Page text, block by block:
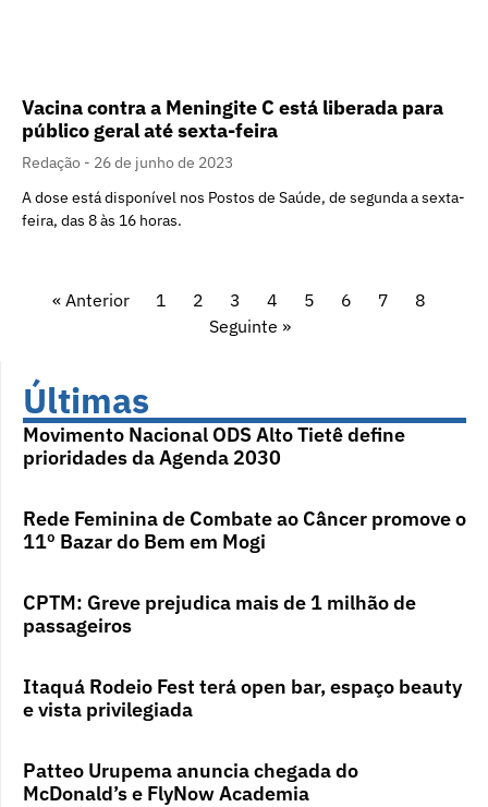
Vacina contra a Meningite C está liberada para
público geral até sexta-feira
Redação
26 de junho de 2023
A dose está disponível nos Postos de Saúde, de segunda a sexta-
feira, das 8 às 16 horas.
« Anterior 1 2 3 4 5 6 7
8
Seguinte »
Últimas
Movimento Nacional ODS Alto Tietê define
prioridades da Agenda 2030
Rede Feminina de Combate ao Câncer promove o
11º Bazar do Bem em Mogi
CPTM: Greve prejudica mais de 1 milhão de
passageiros
Itaquá Rodeio Fest terá open bar, espaço beauty
e vista privilegiada
Patteo Urupema anuncia chegada do
McDonald’s e FlyNow Academia